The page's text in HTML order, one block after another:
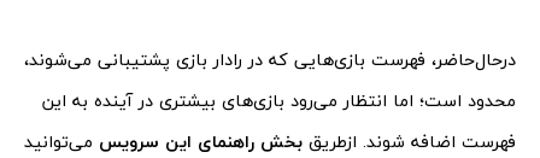
در‌حال‌حاضر، فهرست بازی‌هایی که در رادار بازی پشتیبانی می‌شوند،
محدود است؛ اما انتظار می‌رود بازی‌های بیشتری در آینده به این
فهرست اضافه شوند. از‌طریق بخش راهنمای این سرویس می‌توانید